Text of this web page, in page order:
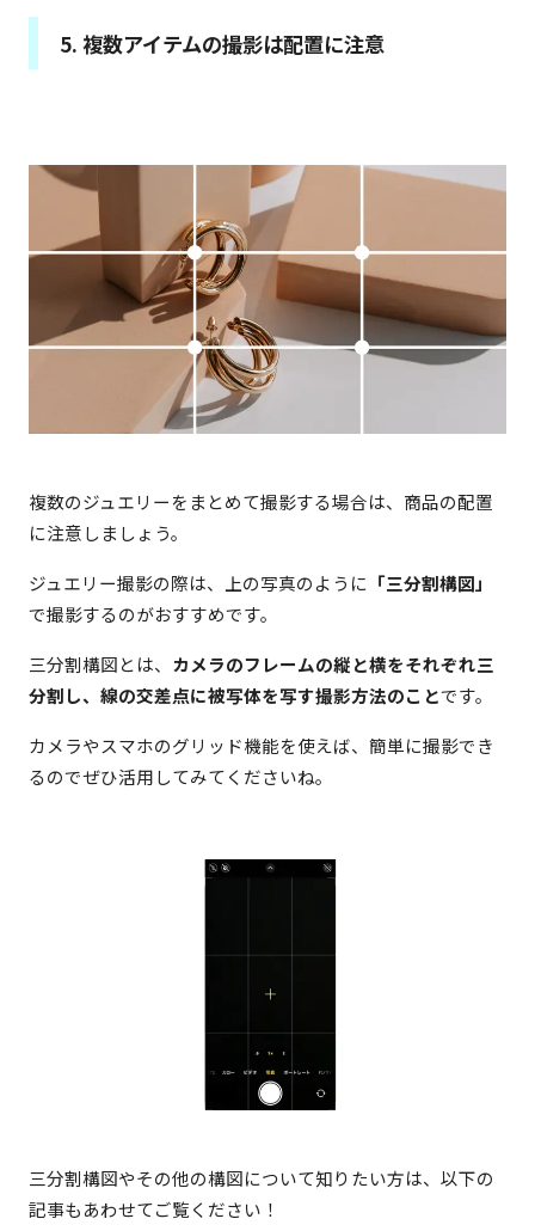
5. 複数アイテムの撮影は配置に注意
複数のジュエリーをまとめて撮影する場合は、商品の配置
に注意しましょう。
ジュエリー撮影の際は、上の写真のように 「三分割構図」
で撮影するのがおすすめです。
三分割構図とは、 カメラのフレームの縦と横をそれぞれ三
分割し、線の交差点に被写体を写す撮影方法のことです。
カメラやスマホのグリッド機能を使えば、簡単に撮影でき
るのでぜひ活用してみてくださいね。
三分割構図やその他の構図について知りたい方は、以下の
記事もあわせてご覧ください！